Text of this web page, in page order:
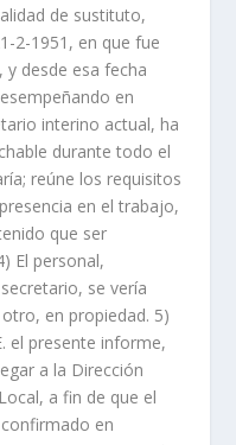
de sustituto,
2-1951, en que fue
desde esa fecha
en
interino actual, ha
durante todo el
reúne los requisitos
en el trabajo,
que ser
El personal,
se vería
en propiedad. 5)
el presente informe,
a la Dirección
a fin de que el
en